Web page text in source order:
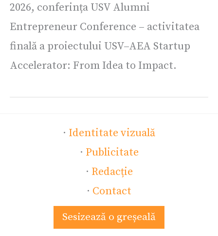
2026, conferința USV Alumni
Entrepreneur Conference – activitatea
finală a proiectului USV–AEA Startup
Accelerator: From Idea to Impact.
· Identitate vizuală
· Publicitate
· Redacție
· Contact
Sesizează o greșeală